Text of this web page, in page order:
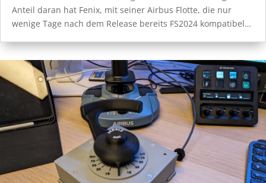
Anteil daran hat Fenix, mit seiner Airbus Flotte, die nur
wenige Tage nach dem Release bereits FS2024 kompatibel…